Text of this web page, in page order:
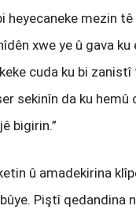
heyecaneke mezin
xwe ye û gava
cuda ku bi zanistî
sekinîn da ku hemû
bigirin.”
û amadekirina
Piştî qedandina